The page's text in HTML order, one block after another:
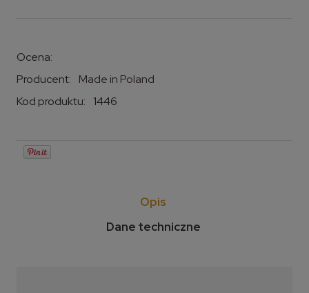
Ocena:
Producent:
Made in Poland
Kod produktu:
1446
Opis
Dane techniczne